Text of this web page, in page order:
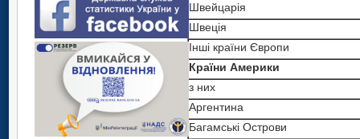
Швейцарія
Швеція
Інші країни Європи
Країни Америки
з них
Аргентина
Багамські Острови